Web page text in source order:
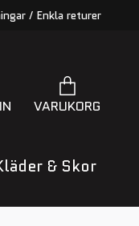
/ Enkla returer
VARUKORG
& Skor